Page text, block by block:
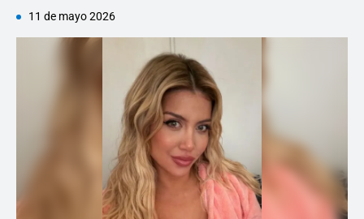
11 de mayo 2026